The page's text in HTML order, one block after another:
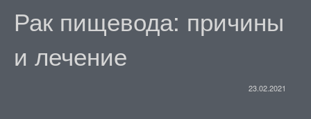
Рак пищевода: причины
и лечение
23.02.2021